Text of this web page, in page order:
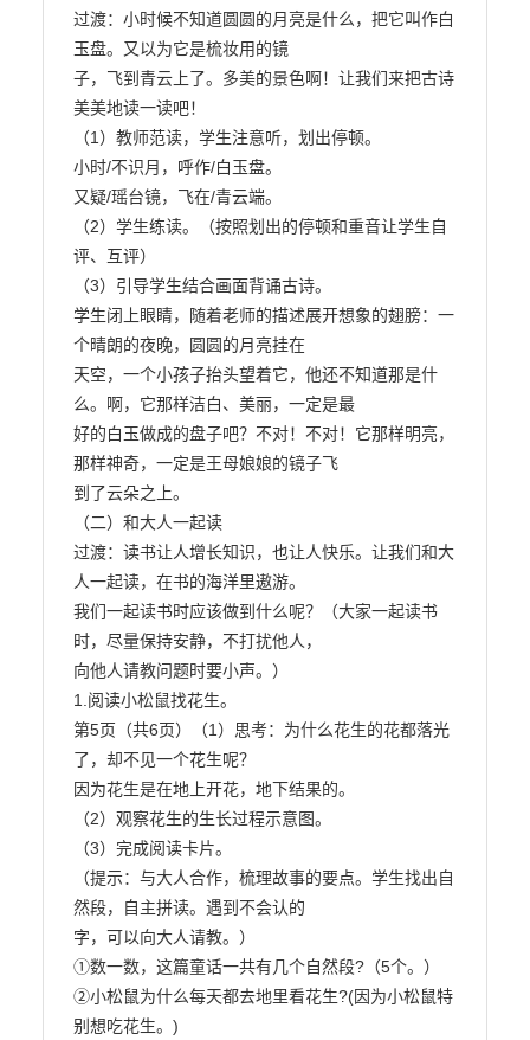
过渡：小时候不知道圆圆的月亮是什么，把它叫作白
玉盘。又以为它是梳妆用的镜
子，飞到青云上了。多美的景色啊！让我们来把古诗
美美地读一读吧！
（1）教师范读，学生注意听，划出停顿。
小时/不识月，呼作/白玉盘。
又疑/瑶台镜，飞在/青云端。
（2）学生练读。（按照划出的停顿和重音让学生自
评、互评）
（3）引导学生结合画面背诵古诗。
学生闭上眼睛，随着老师的描述展开想象的翅膀：一
个晴朗的夜晚，圆圆的月亮挂在
天空，一个小孩子抬头望着它，他还不知道那是什
么。啊，它那样洁白、美丽，一定是最
好的白玉做成的盘子吧？不对！不对！它那样明亮，
那样神奇，一定是王母娘娘的镜子飞
到了云朵之上。
（二）和大人一起读
过渡：读书让人增长知识，也让人快乐。让我们和大
人一起读，在书的海洋里遨游。
我们一起读书时应该做到什么呢？（大家一起读书
时，尽量保持安静，不打扰他人，
向他人请教问题时要小声。）
1.阅读小松鼠找花生。
第5页（共6页）（1）思考：为什么花生的花都落光
了，却不见一个花生呢？
因为花生是在地上开花，地下结果的。
（2）观察花生的生长过程示意图。
（3）完成阅读卡片。
（提示：与大人合作，梳理故事的要点。学生找出自
然段，自主拼读。遇到不会认的
字，可以向大人请教。）
①数一数，这篇童话一共有几个自然段?（5个。）
②小松鼠为什么每天都去地里看花生?(因为小松鼠特
别想吃花生。)